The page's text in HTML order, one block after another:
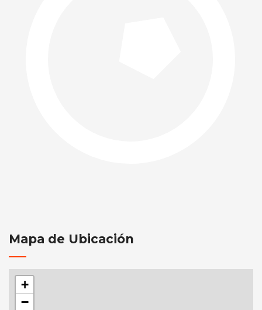
Mapa de Ubicación
+
−